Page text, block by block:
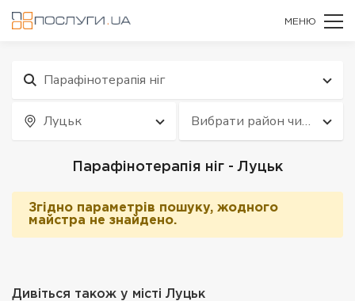
МЕНЮ
Парафінотерапія ніг
Луцьк Вибрати район чи
квартал
Парафінотерапія ніг - Луцьк
Згідно параметрів пошуку, жодного
майстра не знайдено.
Дивіться також у місті Луцьк